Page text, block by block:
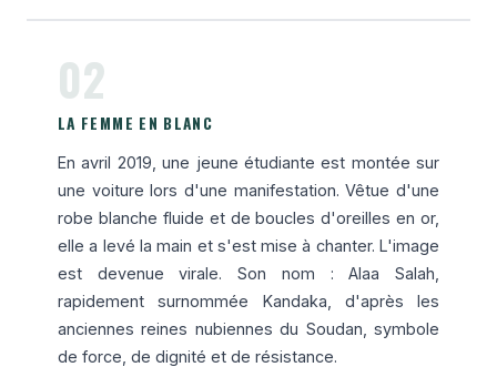
02
LA FEMME EN BLANC
En avril 2019, une jeune étudiante est montée sur
une voiture lors d'une manifestation. Vêtue d'une
robe blanche fluide et de boucles d'oreilles en or,
elle a levé la main et s'est mise à chanter. L'image
est devenue virale. Son nom : Alaa Salah,
rapidement surnommée Kandaka, d'après les
anciennes reines nubiennes du Soudan, symbole
de force, de dignité et de résistance.